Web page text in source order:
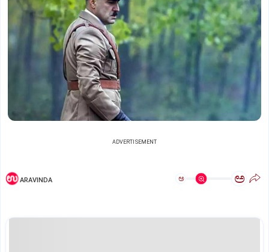
ADVERTISEMENT
ARAVINDA ಅ ಅ